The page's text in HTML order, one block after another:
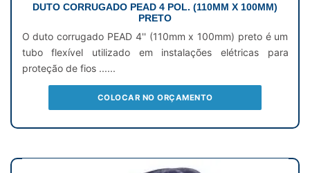
DUTO CORRUGADO PEAD 4 POL. (110MM X 100MM)
PRETO
O duto corrugado PEAD 4'' (110mm x 100mm) preto é um
tubo flexível utilizado em instalações elétricas para
proteção de fios ......
COLOCAR NO ORÇAMENTO